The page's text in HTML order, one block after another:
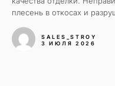
плесень в откосах и
SALES_STROY
3 ИЮЛЯ 2026